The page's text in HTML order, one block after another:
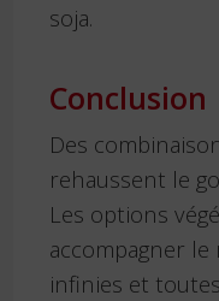
soja.
Conclusion
Des
rehaussent le
Les options
accompagner
infinies et